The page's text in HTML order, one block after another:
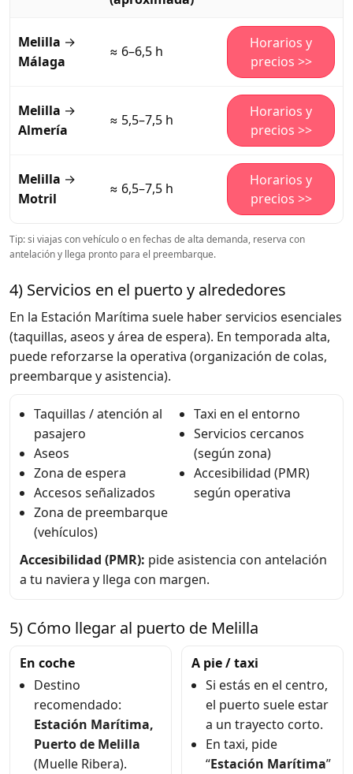
Melilla →
Málaga
≈ 6–6,5 h
Horarios y
precios >>
Melilla →
Almería
≈ 5,5–7,5 h
Horarios y
precios >>
Melilla →
Motril
≈ 6,5–7,5 h
Horarios y
precios >>
Tip: si viajas con vehículo o en fechas de alta demanda, reserva con
antelación y llega pronto para el preembarque.
4) Servicios en el puerto y alrededores
En la Estación Marítima suele haber servicios esenciales
(taquillas, aseos y área de espera). En temporada alta,
puede reforzarse la operativa (organización de colas,
preembarque y asistencia).
Taquillas / atención al
pasajero
Aseos
Zona de espera
Accesos señalizados
Zona de preembarque
(vehículos)
Taxi en el entorno
Servicios cercanos
(según zona)
Accesibilidad (PMR)
según operativa
Accesibilidad (PMR): pide asistencia con antelación
a tu naviera y llega con margen.
5) Cómo llegar al puerto de Melilla
En coche
Destino
recomendado:
Estación Marítima,
Puerto de Melilla
(Muelle Ribera).
A pie / taxi
Si estás en el centro,
el puerto suele estar
a un trayecto corto.
En taxi, pide
“Estación Marítima”